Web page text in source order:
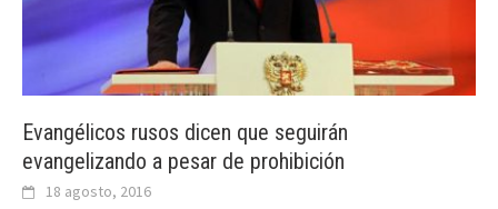
Evangélicos rusos dicen que seguirán
evangelizando a pesar de prohibición
18 agosto, 2016